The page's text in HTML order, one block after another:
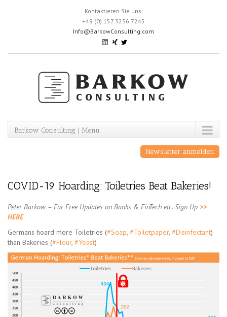
Kontaktieren Sie uns:
+49 (0) 157 3236 7245
Info@BarkowConsulting.com
Barkow Consulting | Menu
Newsletter anmelden
COVID-19 Hoarding: Toiletries Beat Bakeries!
Peter Barkow – For Free Updates on Banks & FinTech etc. Sign Up >>
HERE
Germans hoard more Toiletries (#Soap, #Toiletpaper, #Disinfectant)
than Bakeries (#Flour, #Yeast)